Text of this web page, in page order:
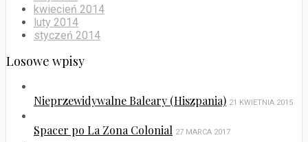
kwiecień 2014
luty 2014
styczeń 2014
Losowe wpisy
Nieprzewidywalne Baleary (Hiszpania) 21 KWIETNIA 2015
Spacer po La Zona Colonial 27 MARCA 2017